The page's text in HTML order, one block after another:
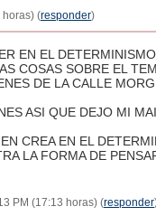
horas) (responder)
EN EL
COSAS SOBRE EL
DE LA CALLE
ASI QUE DEJO MI
CREA EN EL
LA FORMA DE
PM (17:13 horas) (responder